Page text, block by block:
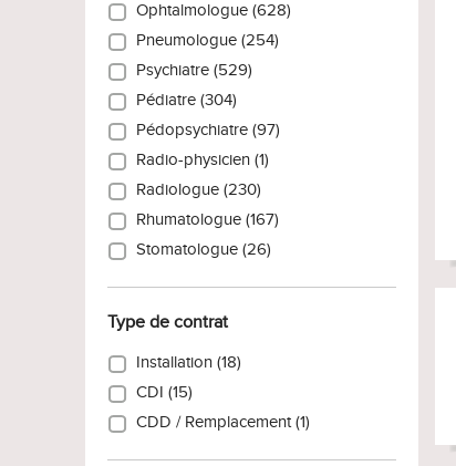
Ophtalmologue (628)
Pneumologue (254)
Psychiatre (529)
Pédiatre (304)
Pédopsychiatre (97)
Radio-physicien (1)
Radiologue (230)
Rhumatologue (167)
Stomatologue (26)
Type de contrat
Installation (18)
CDI (15)
CDD / Remplacement (1)